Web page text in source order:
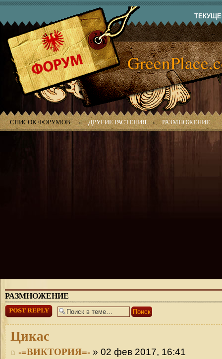
СПИСОК ФОРУМОВ » ДРУГИЕ РАСТЕНИЯ » РАЗМНОЖЕНИЕ
РАЗМНОЖЕНИЕ
Ответить
Цикас
-=ВИКТОРИЯ=- » 02 фев 2017, 16:41